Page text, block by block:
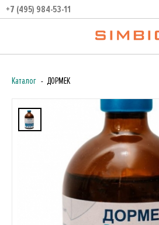
+7 (495) 984-53-11
Каталог ДОРМЕК